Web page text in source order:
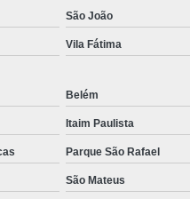
Exame de Imagem
Tomografia do
Magnética Abdominal e
Magnética Cerebral
de Abdome Superior
Magnética do Coração
São João
Vila Fátima
Belém
Itaim Paulista
Parque São Rafael
São Mateus